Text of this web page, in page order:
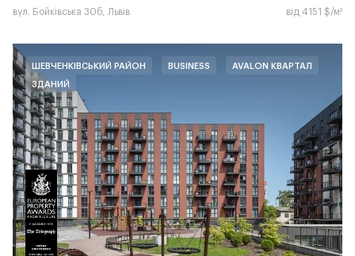
вул. Бойківська 30б, Львів від 4151 $/м²
ШЕВЧЕНКІВСЬКИЙ РАЙОН BUSINESS AVALON КВАРТАЛ
ЗДАНИЙ